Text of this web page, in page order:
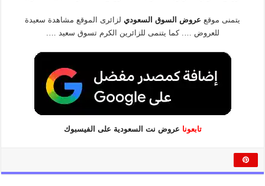
يتمنى موقع عروض السوق السعوديلزائرى الموقع مشاهدة سعيدة
للعروض …. كما يتنمى للزائرين الكرم تسوق سعيد ….
تابعونا عروض نت السعودية على الفيسبوك